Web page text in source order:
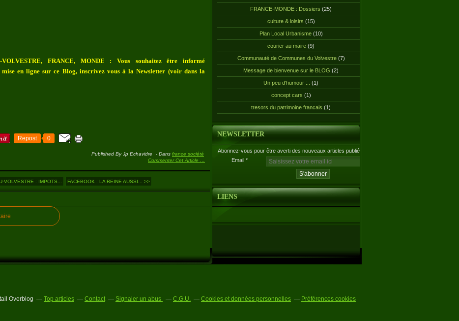
FRANCE, MONDE : Vous souhaitez être informé
mise en ligne sur ce Blog, inscrivez vous à la Newsletter (voir dans la
Repost 0
Published By Jp Echavidre - Dans france société
Commenter Cet Article …
VOLVESTRE : IMPOTS... FACEBOOK : LA REINE AUSSI... >>
FRANCE-MONDE : Dossiers (25)
culture & loisirs (15)
Plan Local Urbanisme(10)
courier au maire (9)
Communauté de Communes du Volvestre(7)
Message de bienvenue sur le BLOG (2)
Un peu d'humour :.. (1)
concept cars (1)
tresors du patrimoine francais (1)
NEWSLETTER
Abonnez-vous pour être averti des nouveaux articles publiés.
Email
LIENS
Overblog Top articles Contact Signaler un abus C.G.U. Cookies et données personnelles Préférences cookies